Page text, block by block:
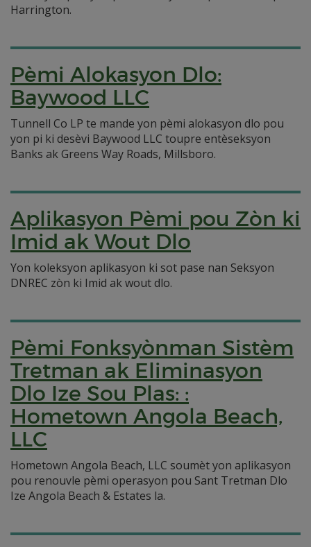
Harrington.
Pèmi Alokasyon Dlo:
Baywood LLC
Tunnell Co LP te mande yon pèmi alokasyon dlo pou
yon pi ki desèvi Baywood LLC toupre entèseksyon
Banks ak Greens Way Roads, Millsboro.
Aplikasyon Pèmi pou Zòn ki
Imid ak Wout Dlo
Yon koleksyon aplikasyon ki sot pase nan Seksyon
DNREC zòn ki Imid ak wout dlo.
Pèmi Fonksyònman Sistèm
Tretman ak Eliminasyon
Dlo Ize Sou Plas: :
Hometown Angola Beach,
LLC
Hometown Angola Beach, LLC soumèt yon aplikasyon
pou renouvle pèmi operasyon pou Sant Tretman Dlo
Ize Angola Beach & Estates la.